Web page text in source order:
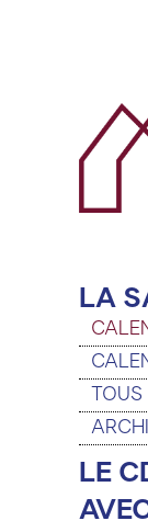
LA
LE